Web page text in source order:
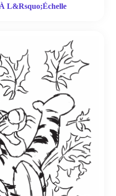
L&Rsquo;Échelle